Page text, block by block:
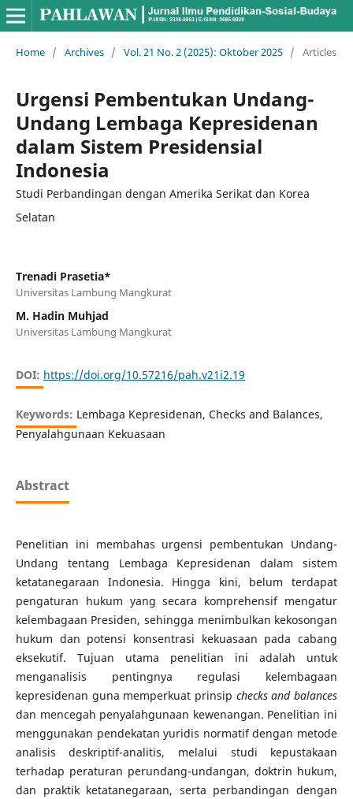
Home / Archives / Vol. 21 No. 2 (2025): Oktober 2025 / Articles
Urgensi Pembentukan Undang-
Undang Lembaga Kepresidenan
dalam Sistem Presidensial
Indonesia
Studi Perbandingan dengan Amerika Serikat dan Korea
Selatan
Trenadi Prasetia*
Universitas Lambung Mangkurat
M. Hadin Muhjad
Universitas Lambung Mangkurat
DOI: https://doi.org/10.57216/pah.v21i2.19
Keywords: Lembaga Kepresidenan, Checks and Balances,
Penyalahgunaan Kekuasaan
Abstract
Penelitian ini membahas urgensi pembentukan Undang-
Undang tentang Lembaga Kepresidenan dalam sistem
ketatanegaraan Indonesia. Hingga kini, belum terdapat
pengaturan hukum yang secara komprehensif mengatur
kelembagaan Presiden, sehingga menimbulkan kekosongan
hukum dan potensi konsentrasi kekuasaan pada cabang
eksekutif. Tujuan utama penelitian ini adalah untuk
menganalisis pentingnya regulasi kelembagaan
kepresidenan guna memperkuat prinsip checks and balances
dan mencegah penyalahgunaan kewenangan. Penelitian ini
menggunakan pendekatan yuridis normatif dengan metode
analisis deskriptif-analitis, melalui studi kepustakaan
terhadap peraturan perundang-undangan, doktrin hukum,
dan praktik ketatanegaraan, serta perbandingan dengan